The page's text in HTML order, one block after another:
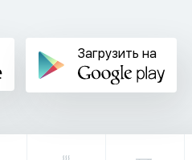
Загрузить на